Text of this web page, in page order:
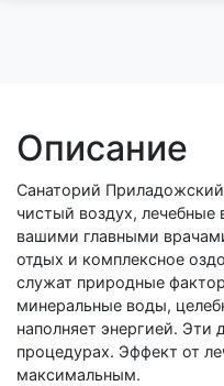
Описание
Санаторий
чистый воздух, лечебные
вашими главными
отдых и комплексное
служат природные
минеральные воды,
наполняет энергией.
процедурах. Эффект от
максимальным.